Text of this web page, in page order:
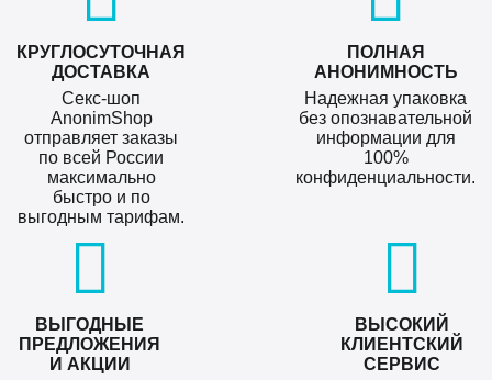
КРУГЛОСУТОЧНАЯ
ДОСТАВКА
Секс-шоп
AnonimShop
отправляет заказы
по всей России
максимально
быстро и по
выгодным тарифам.
ПОЛНАЯ
АНОНИМНОСТЬ
Надежная упаковка
без опознавательной
информации для
100%
конфиденциальности.
ВЫГОДНЫЕ
ПРЕДЛОЖЕНИЯ
И АКЦИИ
ВЫСОКИЙ
КЛИЕНТСКИЙ
СЕРВИС